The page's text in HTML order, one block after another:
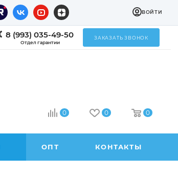
ВОЙТИ
8 (993) 035-49-50
Отдел гарантии
ЗАКАЗАТЬ ЗВОНОК
0 0 0
ОПТ КОНТАКТЫ